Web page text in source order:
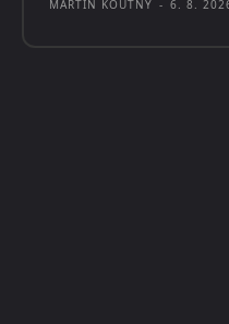
MARTIN KOUTNÝ - 6. 8.